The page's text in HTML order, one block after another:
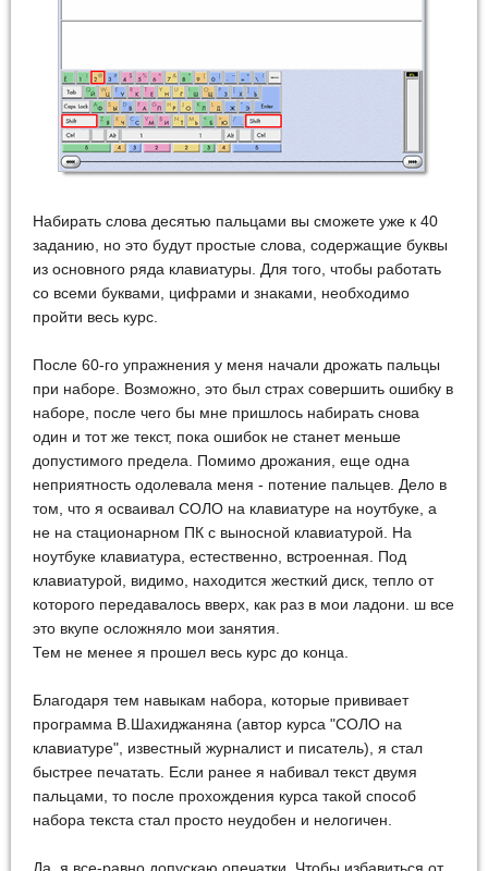
Набирать слова десятью пальцами вы сможете уже к 40
заданию, но это будут простые слова, содержащие буквы
из основного ряда клавиатуры. Для того, чтобы работать
со всеми буквами, цифрами и знаками, необходимо
пройти весь курс.
После 60-го упражнения у меня начали дрожать пальцы
при наборе. Возможно, это был страх совершить ошибку в
наборе, после чего бы мне пришлось набирать снова
один и тот же текст, пока ошибок не станет меньше
допустимого предела. Помимо дрожания, еще одна
неприятность одолевала меня - потение пальцев. Дело в
том, что я осваивал СОЛО на клавиатуре на ноутбуке, а
не на стационарном ПК с выносной клавиатурой. На
ноутбуке клавиатура, естественно, встроенная. Под
клавиатурой, видимо, находится жесткий диск, тепло от
которого передавалось вверх, как раз в мои ладони. ш все
это вкупе осложняло мои занятия.
Тем не менее я прошел весь курс до конца.
Благодаря тем навыкам набора, которые прививает
программа В.Шахиджаняна (автор курса "СОЛО на
клавиатуре", известный журналист и писатель), я стал
быстрее печатать. Если ранее я набивал текст двумя
пальцами, то после прохождения курса такой способ
набора текста стал просто неудобен и нелогичен.